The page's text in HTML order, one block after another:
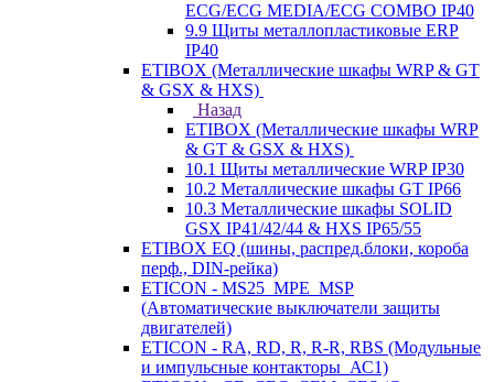
ECG/ECG MEDIA/ECG COMBO IP40
9.9 Щиты металлопластиковые ERP
IP40
ETIBOX (Металлические шкафы WRP & GT
& GSX & HXS)
Назад
ETIBOX (Металлические шкафы WRP
& GT & GSX & HXS)
10.1 Щиты металлические WRP IP30
10.2 Металлические шкафы GT IP66
10.3 Металлические шкафы SOLID
GSX IP41/42/44 & HXS IP65/55
ETIBOX EQ (шины, распред.блоки, короба
перф., DIN-рейка)
ETICON - MS25_MPE_MSP
(Автоматические выключатели защиты
двигателей)
ETICON - RA, RD, R, R-R, RBS (Модульные
и импульсные контакторы_АС1)